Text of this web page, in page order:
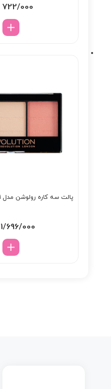
722/000
پالت سه کاره رولوشن مدل Ultra Fair C01
1/696/000